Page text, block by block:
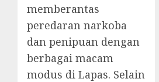
memberantas
peredaran narkoba
dan penipuan dengan
berbagai macam
modus di Lapas. Selain